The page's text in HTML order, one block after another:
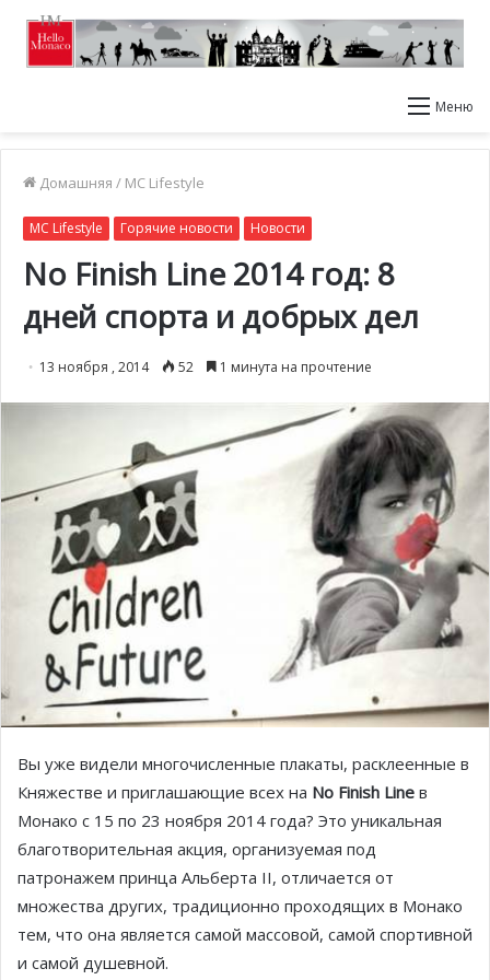
Меню
Домашняя / MC Lifestyle
MC Lifestyle Горячие новости Новости
No Finish Line 2014 год: 8
дней спорта и добрых дел
13 ноября , 2014 52 1 минута на прочтение
Вы уже видели многочисленные плакаты, расклеенные в
Княжестве и приглашающие всех на No Finish Line в
Монако с 15 по 23 ноября 2014 года? Это уникальная
благотворительная акция, организуемая под
патронажем принца Альберта II, отличается от
множества других, традиционно проходящих в Монако
тем, что она является самой массовой, самой спортивной
и самой душевной.